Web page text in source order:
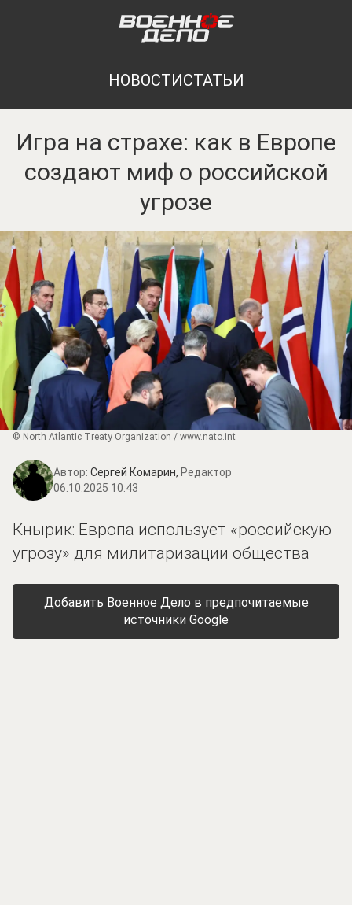
НОВОСТИСТАТЬИ
Игра на страхе: как в Европе
создают миф о российской
угрозе
© North Atlantic Treaty Organization / www.nato.int
Автор: Сергей Комарин, Редактор
06.10.2025 10:43
Кнырик: Европа использует «российскую
угрозу» для милитаризации общества
Добавить Военное Дело в предпочитаемые
источники Google